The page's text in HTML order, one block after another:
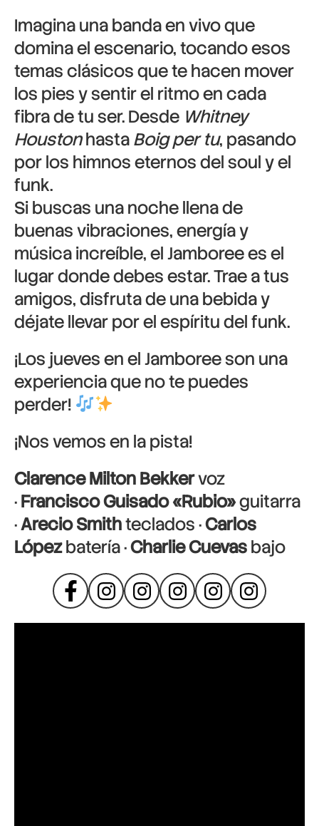
Imagina una banda en vivo que
domina el escenario, tocando esos
temas clásicos que te hacen mover
los pies y sentir el ritmo en cada
fibra de tu ser. Desde Whitney
HoustonhastaBoig per tu, pasando
por los himnos eternos del soul y el
funk.
Si buscas una noche llena de
buenas vibraciones, energía y
música increíble, el Jamboree es el
lugar donde debes estar. Trae a tus
amigos, disfruta de una bebida y
déjate llevar por el espíritu del funk.
¡Los jueves en el Jamboree son una
experiencia que no te puedes
perder!
¡Nos vemos en la pista!
Clarence Milton Bekkervoz
·Francisco Guisado «Rubio»guitarra
·Arecio Smithteclados ·Carlos
Lópezbatería ·Charlie Cuevasbajo